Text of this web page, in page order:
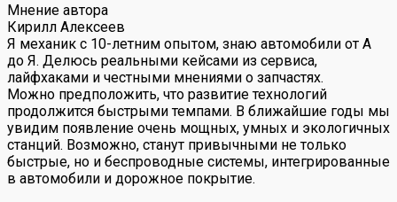
Мнение автора
Кирилл Алексеев
Я механик с 10-летним опытом, знаю автомобили от А
до Я. Делюсь реальными кейсами из сервиса,
лайфхаками и честными мнениями о запчастях.
Можно предположить, что развитие технологий
продолжится быстрыми темпами. В ближайшие годы мы
увидим появление очень мощных, умных и экологичных
станций. Возможно, станут привычными не только
быстрые, но и беспроводные системы, интегрированные
в автомобили и дорожное покрытие.